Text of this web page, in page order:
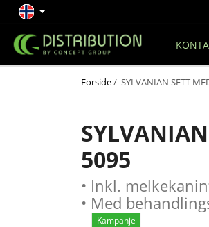
Forside/ SYLVANIAN SETT
5095
• Inkl.
• Med
Kampanje